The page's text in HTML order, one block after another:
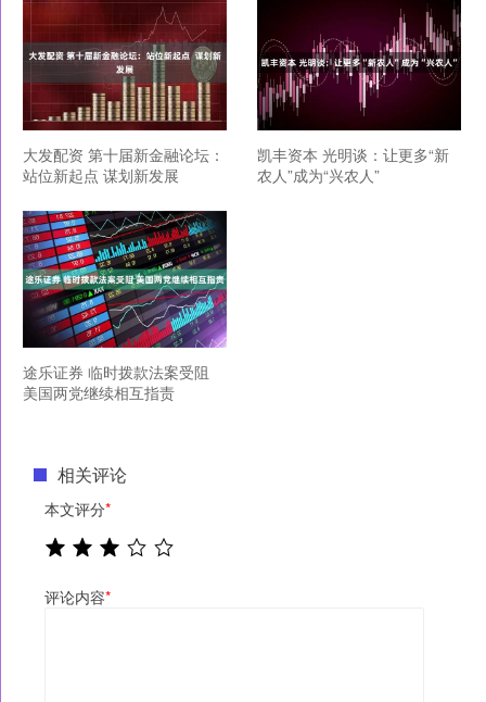
大发配资 第十届新金融论坛：
站位新起点 谋划新发展
凯丰资本 光明谈：让更多“新
农人”成为“兴农人”
途乐证券 临时拨款法案受阻
美国两党继续相互指责
相关评论
本文评分*
评论内容*